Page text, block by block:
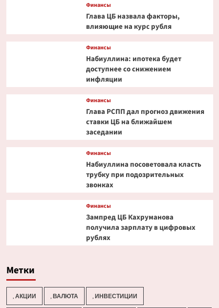
Финансы
Глава ЦБ назвала факторы,
влияющие на курс рубля
Финансы
Набиуллина: ипотека будет
доступнее со снижением
инфляции
Финансы
Глава РСПП дал прогноз движения
ставки ЦБ на ближайшем
заседании
Финансы
Набиуллина посоветовала класть
трубку при подозрительных
звонках
Финансы
Зампред ЦБ Кахруманова
получила зарплату в цифровых
рублях
Метки
, АКЦИИ , ВАЛЮТА , ИНВЕСТИЦИИ